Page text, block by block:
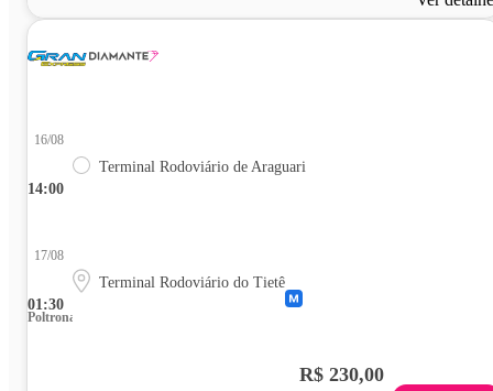
14:00
16/08
Terminal Rodoviário de Araguari
01:30
17/08
Terminal Rodoviário do Tietê
Poltrona
R$ 230,00